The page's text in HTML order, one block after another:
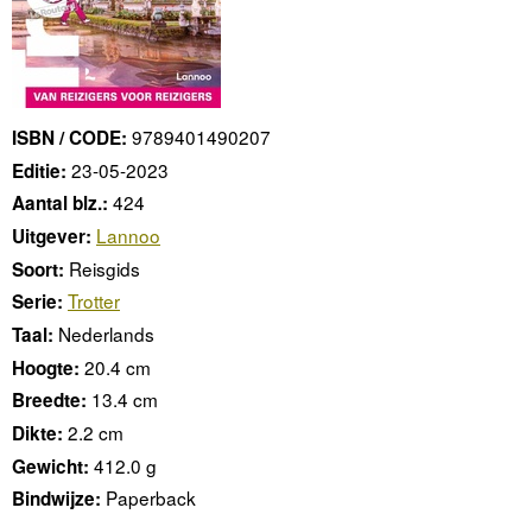
ISBN / CODE: 9789401490207
Editie: 23-05-2023
Aantal blz.: 424
Uitgever: Lannoo
Soort: Reisgids
Serie: Trotter
Taal: Nederlands
Hoogte: 20.4 cm
Breedte: 13.4 cm
Dikte: 2.2 cm
Gewicht: 412.0 g
Bindwijze: Paperback